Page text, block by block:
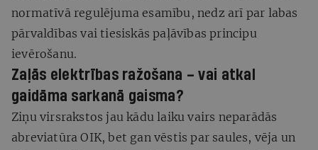
normatīvā regulējuma esamību, nedz arī par labas
pārvaldības vai tiesiskās paļāvības principu
ievērošanu.
Zaļās elektrības ražošana – vai atkal
gaidāma sarkanā gaisma?
Ziņu virsrakstos jau kādu laiku vairs neparādās
abreviatūra OIK, bet gan vēstis par saules, vēja un